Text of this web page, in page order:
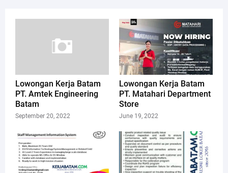
Lowongan Kerja Batam
PT. Amtek Engineering
Batam
September 20, 2022
Lowongan Kerja Batam
PT. Matahari Department
Store
June 19, 2022